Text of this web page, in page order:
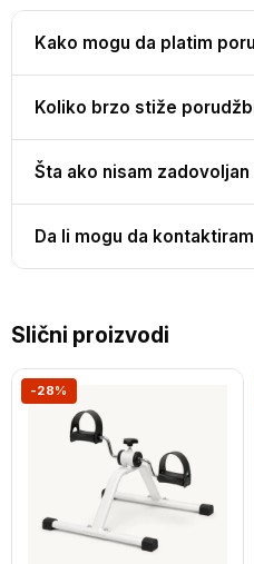
Kako mogu da platim
Koliko brzo stiže
Šta ako nisam
Da li mogu da
Slični proizvodi
-28%